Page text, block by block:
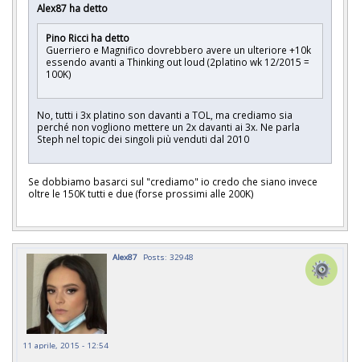
Alex87 ha detto
Pino Ricci ha detto
Guerriero e Magnifico dovrebbero avere un ulteriore +10k
essendo avanti a Thinking out loud (2platino wk 12/2015 =
100K)
No, tutti i 3x platino son davanti a TOL, ma crediamo sia
perché non vogliono mettere un 2x davanti ai 3x. Ne parla
Steph nel topic dei singoli più venduti dal 2010
Se dobbiamo basarci sul "crediamo" io credo che siano invece
oltre le 150K tutti e due (forse prossimi alle 200K)
Alex87 Posts: 32948
11 aprile, 2015 - 12:54